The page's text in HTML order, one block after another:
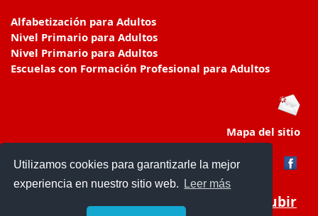
Utilizamos cookies para garantizarle la mejor
experiencia en nuestro sitio web.
Leer más
Alfabetización para Adultos
Nivel Primario para Adultos
Nivel Primario para Adultos
Escuelas con Formación Profesional para Adultos
Mapa del sitio
Subir